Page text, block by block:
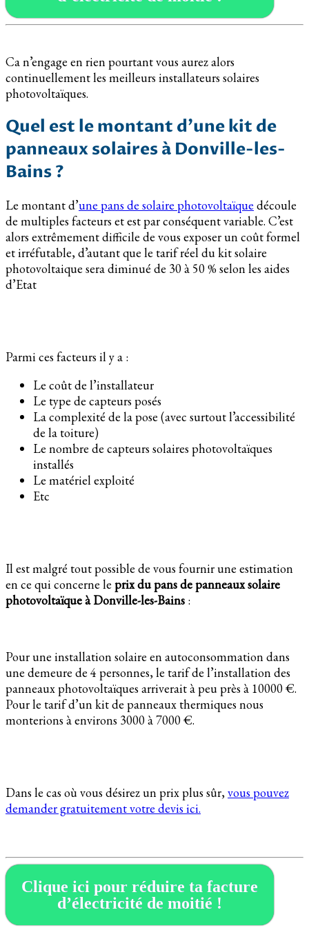
Ca n’engage en rien pourtant vous aurez alors
continuellement les meilleurs installateurs solaires
photovoltaïques.
Quel est le montant d’une kit de
panneaux solaires à Donville-les-
Bains ?
Le montant d’une pans de solaire photovoltaïque découle
de multiples facteurs et est par conséquent variable. C’est
alors extrêmement difficile de vous exposer un coût formel
et irréfutable, d’autant que le tarif réel du kit solaire
photovoltaique sera diminué de 30 à 50 % selon les aides
d’Etat
Parmi ces facteurs il y a :
Le coût de l’installateur
Le type de capteurs posés
La complexité de la pose (avec surtout l’accessibilité
de la toiture)
Le nombre de capteurs solaires photovoltaïques
installés
Le matériel exploité
Etc
Il est malgré tout possible de vous fournir une estimation
en ce qui concerne le prix du pans de panneaux solaire
photovoltaïque à Donville-les-Bains :
Pour une installation solaire en autoconsommation dans
une demeure de 4 personnes, le tarif de l’installation des
panneaux photovoltaïques arriverait à peu près à 10000 €.
Pour le tarif d’un kit de panneaux thermiques nous
monterions à environs 3000 à 7000 €.
Dans le cas où vous désirez un prix plus sûr,vous pouvez
demander gratuitement votre devis ici.
Clique ici pour réduire ta facture
d’électricité de moitié !